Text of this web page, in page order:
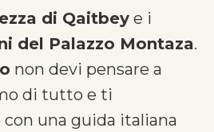
di Qaitbey e i
del Palazzo Montaza.
non devi pensare a
di tutto e ti
una guida italiana